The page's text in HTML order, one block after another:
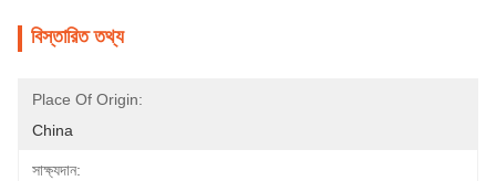
বিস্তারিত তথ্য
Place Of Origin:
China
সাক্ষ্যদান: